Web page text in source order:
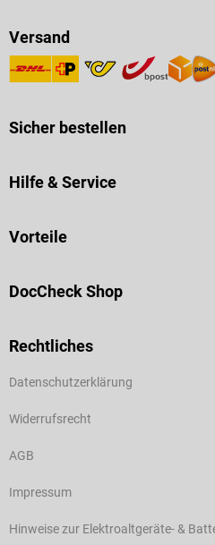
Versand
Sicher bestellen
Hilfe & Service
Vorteile
DocCheck Shop
Rechtliches
Datenschutzerklärung
Widerrufsrecht
AGB
Impressum
Hinweise zur Elektroaltgeräte- &